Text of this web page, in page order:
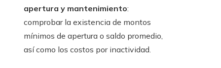
apertura y mantenimiento:
comprobar la existencia de montos
mínimos de apertura o saldo promedio,
así como los costos por inactividad.